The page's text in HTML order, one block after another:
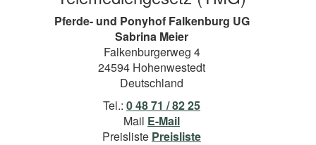
Pferde- und Ponyhof Falkenburg UG
Sabrina Meier
Falkenburgerweg 4
24594 Hohenwestedt
Deutschland
Tel.:0 48 71 / 82 25
Mail E-Mail
Preisliste Preisliste